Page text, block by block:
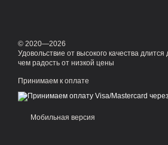
© 2020—2026
Удовольствие от высокого качества
чем радость от низкой цены
Принимаем к оплате
Мобильная версия